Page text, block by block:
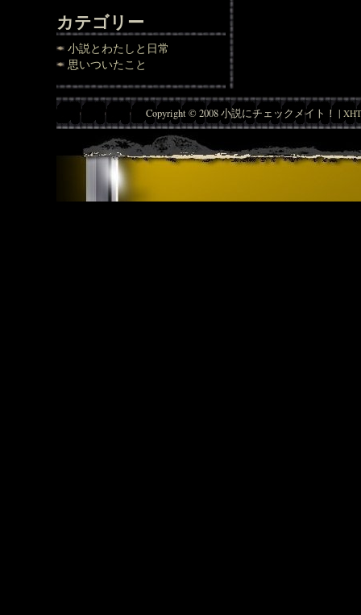
カテゴリー
小説とわたしと日常
思いついたこと
Copyright © 2008 小説にチェックメイト！ |